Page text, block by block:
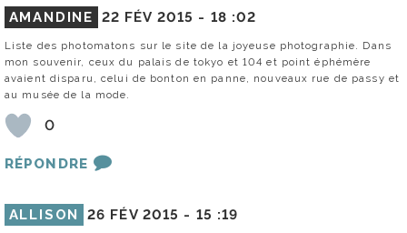
AMANDINE 22 FÉV 2015 - 18 :02
Liste des photomatons sur le site de la joyeuse photographie. Dans
mon souvenir, ceux du palais de tokyo et 104 et point éphémère
avaient disparu, celui de bonton en panne, nouveaux rue de passy et
au musée de la mode.
0
RÉPONDRE
ALLISON 26 FÉV 2015 - 15 :19